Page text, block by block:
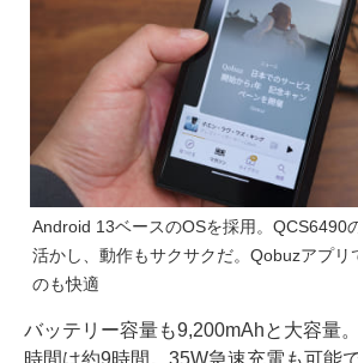
Android 13ベースのOSを採用。QCS6490
活かし、動作もサクサクだ。Qobuzアプリ
のも快適
バッテリー容量も9,200mAhと大容量
時間は約9時間。35W急速充電も可能